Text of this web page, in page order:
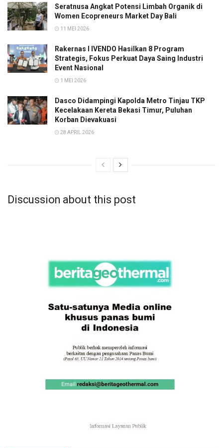
Seratnusa Angkat Potensi Limbah Organik di
Women Ecopreneurs Market Day Bali
11 MEI 2026
Rakernas I IVENDO Hasilkan 8 Program
Strategis, Fokus Perkuat Daya Saing Industri
Event Nasional
1 MEI 2026
Dasco Didampingi Kapolda Metro Tinjau TKP
Kecelakaan Kereta Bekasi Timur, Puluhan
Korban Dievakuasi
28 APRIL 2026
Discussion about this post